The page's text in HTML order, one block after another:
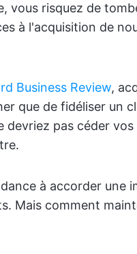
vous risquez de
à l'acquisition de
Business Review,
que de fidéliser un
devriez pas céder
à accorder une
Mais comment